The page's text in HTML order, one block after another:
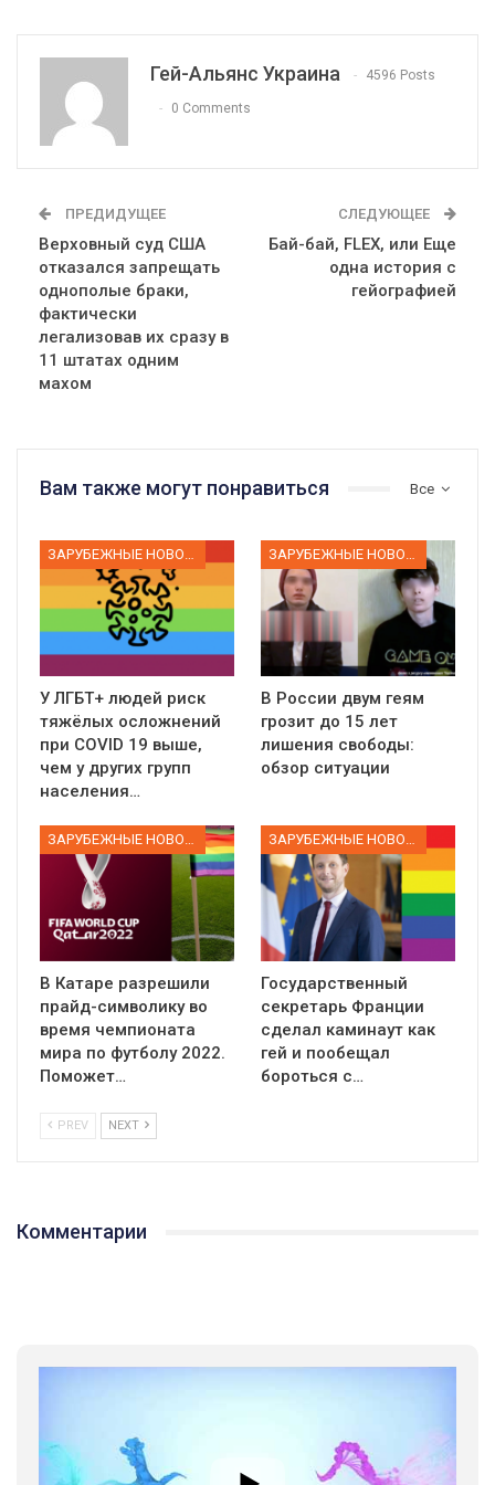
Гей-Альянс Украина 4596 Posts
0 Comments
ПРЕДИДУЩЕЕ
Верховный суд США
отказался запрещать
однополые браки,
фактически
легализовав их сразу в
11 штатах одним
махом
СЛЕДУЮЩЕЕ
Бай-бай, FLEX, или Еще
одна история с
гейографией
Все
Вам также могут понравиться
У ЛГБТ+ людей риск
тяжёлых осложнений
при COVID 19 выше,
чем у других групп
населения…
В России двум геям
грозит до 15 лет
лишения свободы:
обзор ситуации
В Катаре разрешили
прайд-символику во
время чемпионата
мира по футболу 2022.
Поможет…
Государственный
секретарь Франции
сделал каминаут как
гей и пообещал
бороться с…
PREV NEXT
Комментарии
В цьому році, пандемія та COVІD-19 не дали нам можливості
солідарності, приєднатися до нас. Регіональні підрозділи
ГАУ є в 16 областях України.